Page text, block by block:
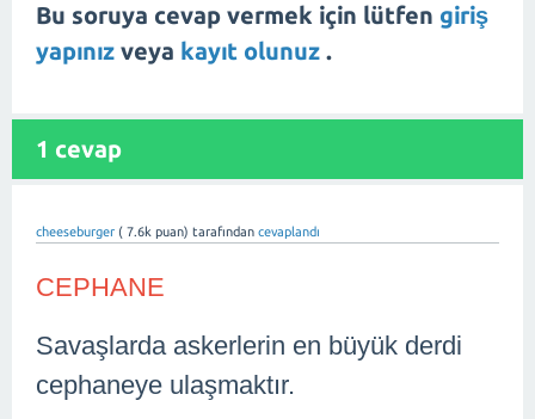
Bu soruya cevap vermek için lütfen giriş
yapınız veya kayıt olunuz .
1 cevap
cheeseburger ( 7.6k puan) tarafından cevaplandı
CEPHANE
Savaşlarda askerlerin en büyük derdi
cephaneye ulaşmaktır.